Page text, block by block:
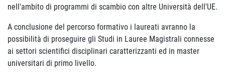
nell'ambito di programmi di scambio con altre Università dell'UE.
A conclusione del percorso formativo i laureati avranno la
possibilità di proseguire gli Studi in Lauree Magistrali connesse
ai settori scientifici disciplinari caratterizzanti ed in master
universitari di primo livello.